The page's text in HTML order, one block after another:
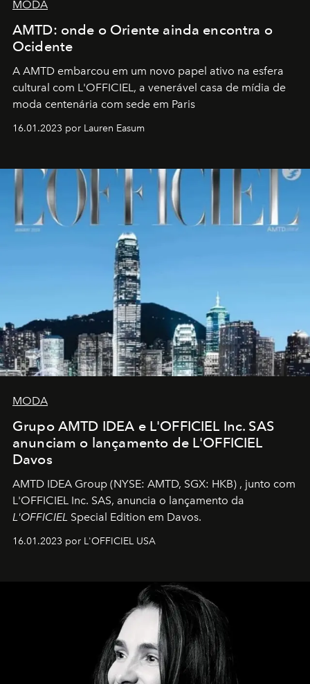
MODA
AMTD: onde o Oriente ainda encontra o
Ocidente
A AMTD embarcou em um novo papel ativo na esfera
cultural com L'OFFICIEL, a venerável casa de mídia de
moda centenária com sede em Paris
16.01.2023 por Lauren Easum
MODA
Grupo AMTD IDEA e L'OFFICIEL Inc. SAS
anunciam o lançamento de L'OFFICIEL
Davos
AMTD IDEA Group (NYSE: AMTD, SGX: HKB) , junto com
L'OFFICIEL Inc. SAS, anuncia o lançamento da
L'OFFICIEL Special Edition em Davos.
16.01.2023 por L'OFFICIEL USA